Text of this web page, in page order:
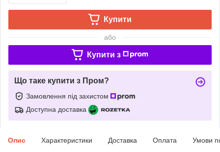
Купити
або
Купити з
Що таке купити з Пром?
Замовлення під захистом
Доступна доставка
Опис Характеристики Доставка Оплата Умови